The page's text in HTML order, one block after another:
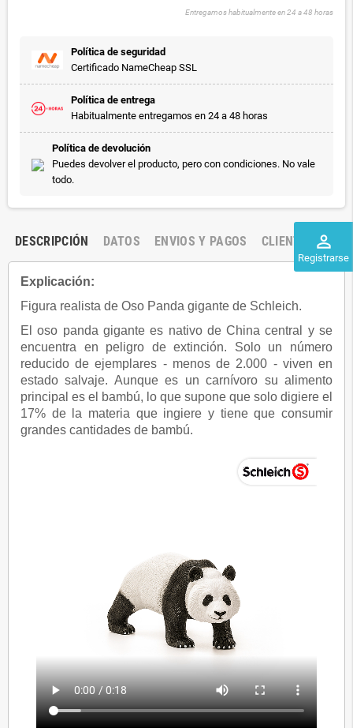
perm_identity
Registrarse
Entregamos habitualmente en 24 a 48 horas
Política de seguridad
Certificado NameCheap SSL
Política de entrega
Habitualmente entregamos en 24 a 48 horas
Política de devolución
Puedes devolver el producto, pero con condiciones. No vale
todo.
DESCRIPCIÓN DATOS ENVIOS Y PAGOS CLIENTES
Explicación:
Figura realista de Oso Panda gigante de Schleich.
El oso panda gigante es nativo de China central y se
encuentra en peligro de extinción. Solo un número
reducido de ejemplares - menos de 2.000 - viven en
estado salvaje. Aunque es un carnívoro su alimento
principal es el bambú, lo que supone que solo digiere el
17% de la materia que ingiere y tiene que consumir
grandes cantidades de bambú.